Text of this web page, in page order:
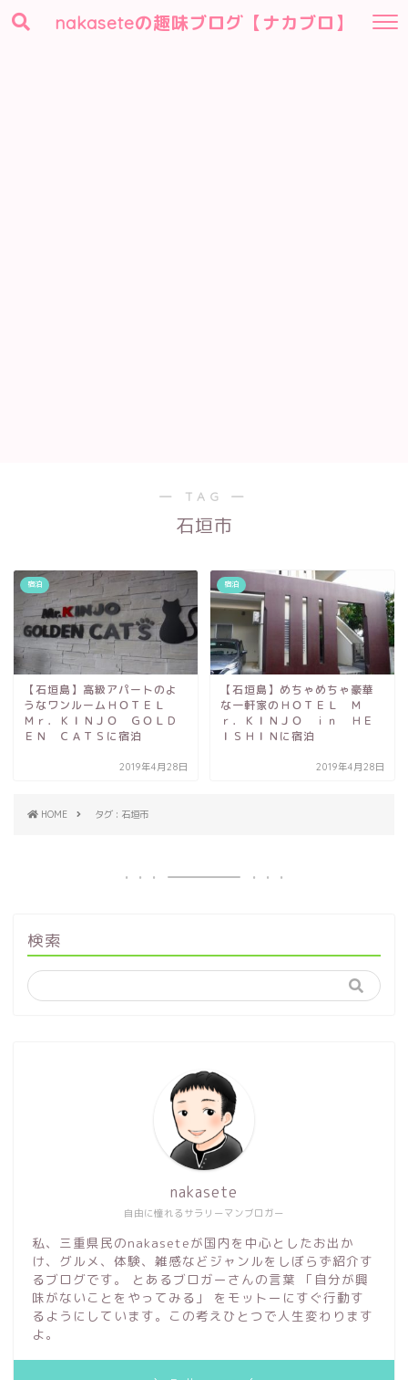
nakaseteの趣味ブログ【ナカブロ】
― TAG ―
石垣市
宿泊
【石垣島】高級アパートのよ
うなワンルームＨＯＴＥＬ
Ｍｒ．ＫＩＮＪＯ ＧＯＬＤ
ＥＮ ＣＡＴＳに宿泊
2019年4月28日
宿泊
【石垣島】めちゃめちゃ豪華
な一軒家のＨＯＴＥＬ Ｍ
ｒ．ＫＩＮＪＯ ｉｎ ＨＥ
ＩＳＨＩＮに宿泊
2019年4月28日
HOME タグ : 石垣市
検索
自由に憧れるサラリーマンブロガー
nakasete
私、三重県民のnakaseteが国内を中心としたお出か
け、グルメ、体験、雑感などジャンルをしぼらず紹介す
るブログです。 とあるブロガーさんの言葉 「自分が興
味がないことをやってみる」 をモットーにすぐ行動す
るようにしています。この考えひとつで人生変わります
よ。